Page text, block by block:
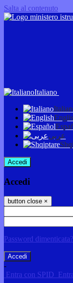
Salta al contenuto
Italiano
عربى
Accedi
Accedi
button close ×
Password dimenticata?
-
Entra con SPID